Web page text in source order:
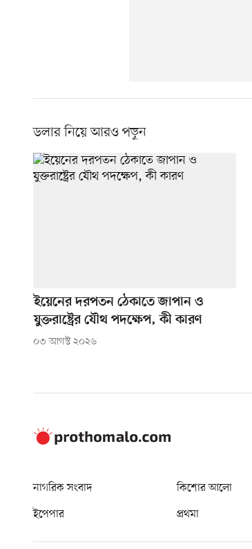
ডলার নিয়ে আরও পড়ুন
ইয়েনের দরপতন ঠেকাতে জাপান ও
যুক্তরাষ্ট্রের যৌথ পদক্ষেপ, কী কারণ
০৩ আগস্ট ২০২৬
নাগরিক সংবাদ কিশোর আলো
ইপেপার
প্রথমা